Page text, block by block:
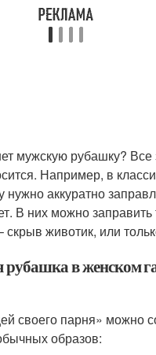
мужскую рубашку? Все
Например, в
нужно аккуратно
В них можно заправить
животик, или
в женском
своего парня» можно
образов: